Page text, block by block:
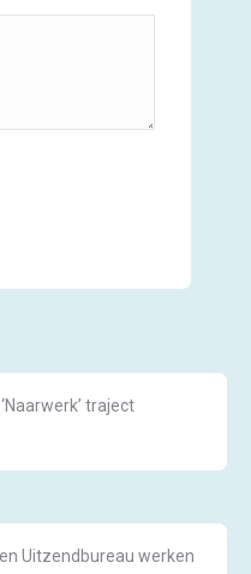
traject
Uitzendbureau werken